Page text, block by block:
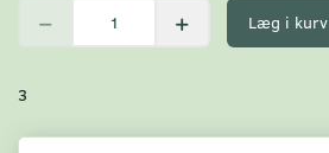
Læg i kurv
3